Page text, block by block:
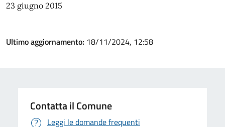
23 giugno 2015
Ultimo aggiornamento: 18/11/2024, 12:58
Contatta il Comune
Leggi le domande frequenti